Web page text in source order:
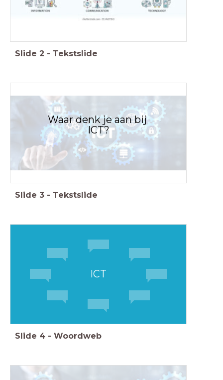
Slide 2 - Tekstslide
Waar denk je aan bij
ICT?
Slide 3 - Tekstslide
ICT
Slide 4 - Woordweb